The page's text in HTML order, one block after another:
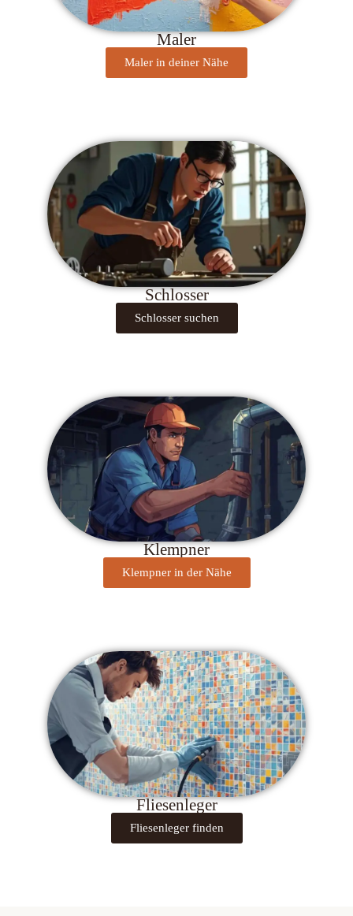
Maler
Maler in deiner Nähe
Schlosser
Schlosser suchen
Klempner
Klempner in der Nähe
Fliesenleger
Fliesenleger finden